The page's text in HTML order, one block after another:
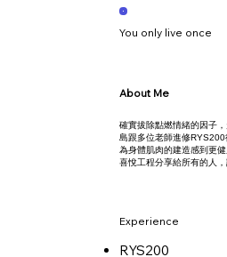
You only live once
About Me
確實拔除點燃情緒的因子
島跟多位老師進修
為身體肌肉的建造感到更
喜悅工程分享給所有的人
Experience
RYS200